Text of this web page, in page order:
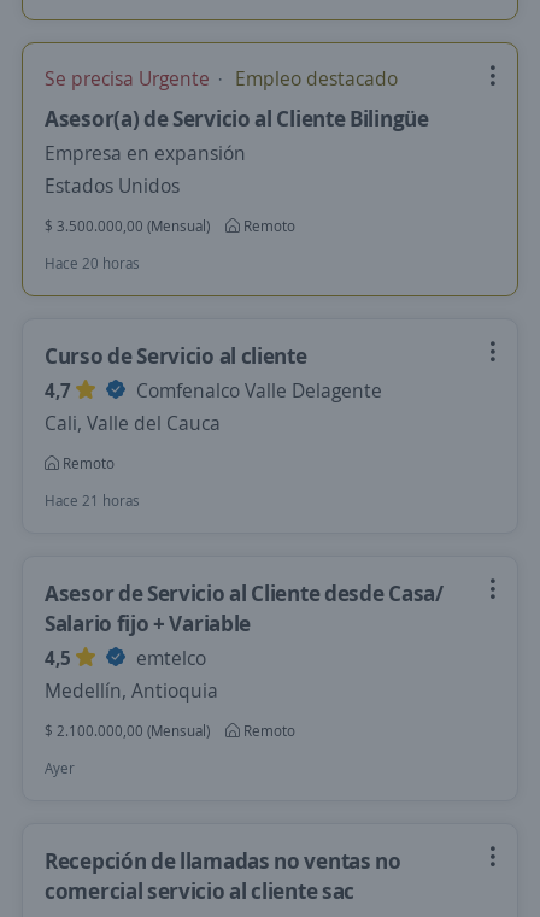
Se precisa Urgente Empleo destacado
Asesor(a) de Servicio al Cliente Bilingüe
Empresa en expansión
Estados Unidos
$ 3.500.000,00 (Mensual)
Remoto
Hace 20 horas
Curso de Servicio al cliente
4,7
Comfenalco Valle Delagente
Cali, Valle del Cauca
Remoto
Hace 21 horas
Asesor de Servicio al Cliente desde Casa/
Salario fijo + Variable
4,5
emtelco
Medellín, Antioquia
$ 2.100.000,00 (Mensual)
Remoto
Ayer
Recepción de llamadas no ventas no
comercial servicio al cliente sac